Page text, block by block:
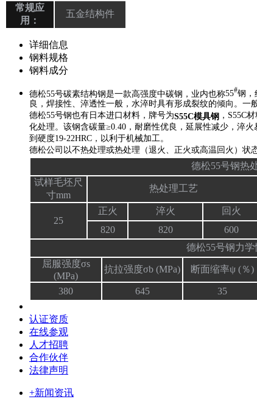
常规应
用：
五金结构件
详细信息
钢料规格
钢料成分
德松55号碳素结构钢是一款高强度中碳钢，业内也称55#钢，
良，焊接性、淬透性一般，水淬时具有形成裂纹的倾向。
德松55号钢也有日本进口材料，牌号为S55C模具钢 ，S55C
化处理。该钢含碳量≥0.40，耐磨性优良，延展性减少，淬
到硬度19-22HRC，以利于机械加工。
德松公司以不热处理或热处理（退火、正火或高温回火）状
德松55号钢热
试样毛坯尺
寸mm
热处理工艺
25
正火 淬火 回火
820
820 600
德松55号钢力学
屈服强度σs
(MPa)
抗拉强度σb (MPa) 断面缩率ψ (％)
380 645 35
认证资质
在线参观
人才招聘
合作伙伴
法律声明
+新闻资讯